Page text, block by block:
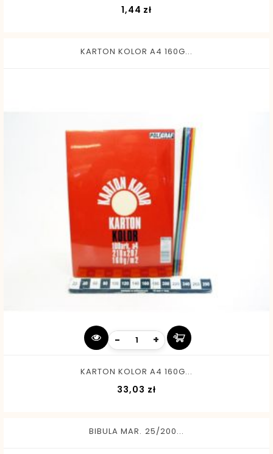
1,44 zł
KARTON KOLOR A4 160G...
- +
KARTON KOLOR A4 160G...
33,03 złCena
BIBULA MAR. 25/200...